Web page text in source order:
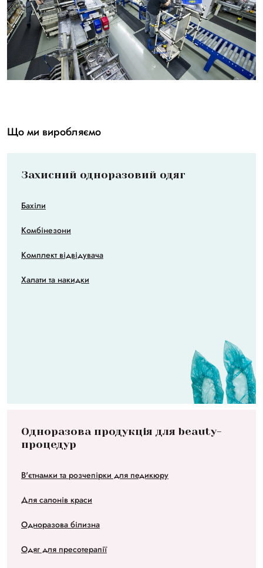
Що ми виробляємо
Захисний одноразовий одяг
Бахіли
Комбінезони
Комплект відвідувача
Халати та накидки
Одноразова продукція для beauty-
процедур
В'єтнамки та розчепірки для педикюру
Для салонів краси
Одноразова білизна
Одяг для пресотерапії